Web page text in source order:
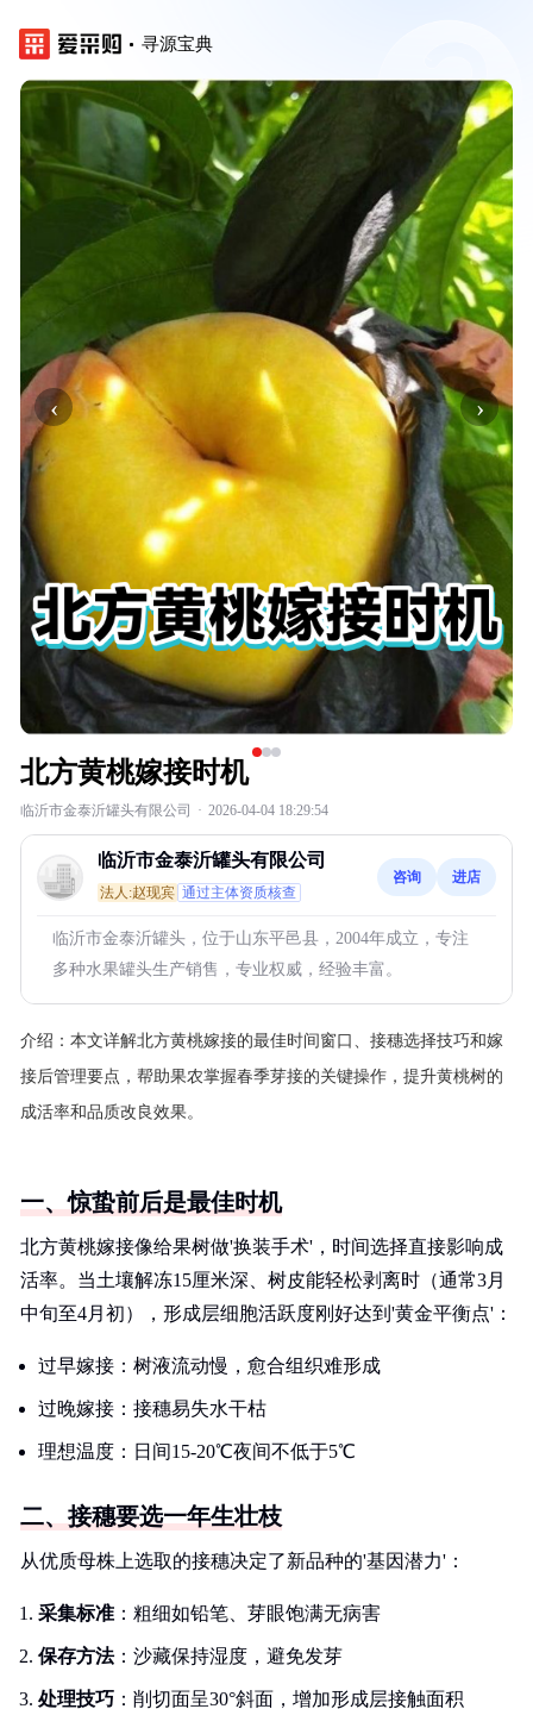
寻源宝典
‹ ›
北方黄桃嫁接时机
临沂市金泰沂罐头有限公司 · 2026-04-04 18:29:54
临沂市金泰沂罐头有限公司
法人:赵现宾 通过主体资质核查
咨询 进店
临沂市金泰沂罐头，位于山东平邑县，2004年成立，专注
多种水果罐头生产销售，专业权威，经验丰富。
介绍： 本文详解北方黄桃嫁接的最佳时间窗口、接穗选择技巧和嫁
接后管理要点，帮助果农掌握春季芽接的关键操作，提升黄桃树的
成活率和品质改良效果。
一、惊蛰前后是最佳时机
北方黄桃嫁接像给果树做'换装手术'，时间选择直接影响成
活率。当土壤解冻15厘米深、树皮能轻松剥离时（通常3月
中旬至4月初），形成层细胞活跃度刚好达到'黄金平衡点'：
过早嫁接：树液流动慢，愈合组织难形成
过晚嫁接：接穗易失水干枯
理想温度：日间15-20℃夜间不低于5℃
二、接穗要选一年生壮枝
从优质母株上选取的接穗决定了新品种的'基因潜力'：
采集标准 ：粗细如铅笔、芽眼饱满无病害
保存方法：沙藏保持湿度，避免发芽
处理技巧 ：削切面呈30°斜面，增加形成层接触面积